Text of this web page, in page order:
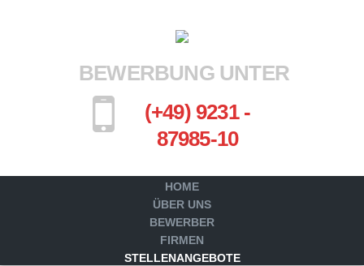
BEWERBUNG UNTER
(+49) 9231 -
87985-10
HOME
ÜBER UNS
BEWERBER
FIRMEN
STELLENANGEBOTE